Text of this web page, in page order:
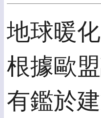
地球暖
根據歐
有鑑於